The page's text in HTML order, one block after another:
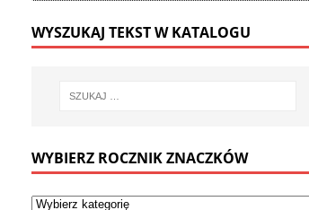
WYSZUKAJ TEKST W KATALOGU
WYBIERZ ROCZNIK ZNACZKÓW